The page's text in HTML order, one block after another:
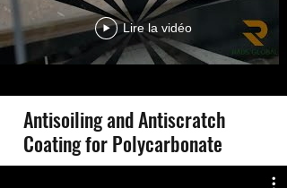
Lire la vidéo
Antisoiling and Antiscratch
Coating for Polycarbonate